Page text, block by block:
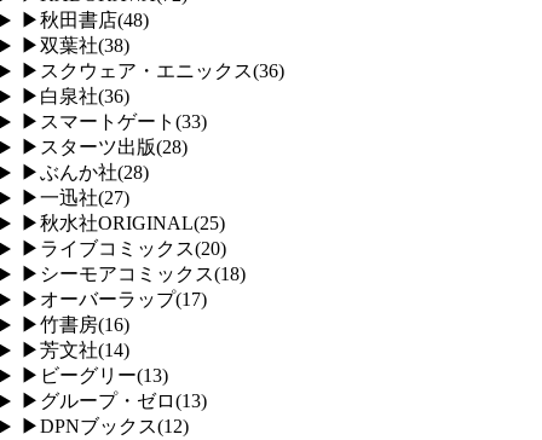
▶秋田書店(48)
▶双葉社(38)
▶ スクウェア・エニックス(36)
▶ 白泉社(36)
▶ スマートゲート (33)
▶ スターツ出版(28)
▶ぶんか社(28)
▶一迅社(27)
▶秋水社ORIGINAL(25)
▶ ライブコミックス(20)
▶ シーモアコミックス(18)
▶ オーバーラップ(17)
▶竹書房(16)
▶芳文社(14)
▶ ビーグリー(13)
▶ グループ・ゼロ(13)
▶DPNブックス(12)